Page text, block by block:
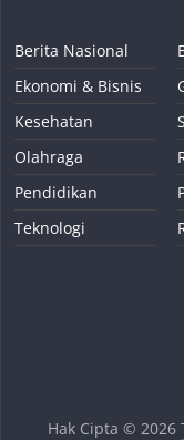
Berita Nasional
Ekonomi & Bisnis
Kesehatan
Olahraga
Pendidikan
Teknologi
Hak Cipta © 2026